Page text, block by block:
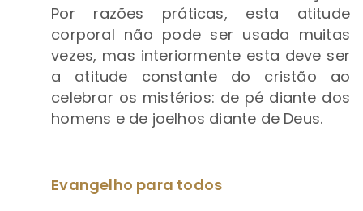
Por razões práticas, esta atitude
corporal não pode ser usada muitas
vezes, mas interiormente esta deve ser
a atitude constante do cristão ao
celebrar os mistérios: de pé diante dos
homens e de joelhos diante de Deus.
Evangelho para todos